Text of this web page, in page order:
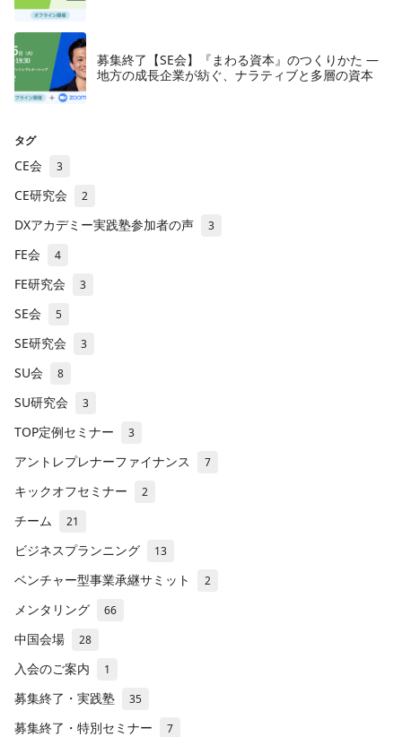
募集終了【SE会】『まわる資本』のつくりかた —
地方の成長企業が紡ぐ、ナラティブと多層の資本
タグ
CE会 3
CE研究会 2
DXアカデミー実践塾参加者の声 3
FE会 4
FE研究会 3
SE会 5
SE研究会 3
SU会 8
SU研究会 3
TOP定例セミナー 3
アントレプレナーファイナンス 7
キックオフセミナー 2
チーム 21
ビジネスプランニング 13
ベンチャー型事業承継サミット 2
メンタリング 66
中国会場 28
入会のご案内 1
募集終了・実践塾 35
募集終了・特別セミナー 7